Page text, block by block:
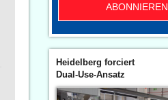
ABONNIEREN
Heidelberg forciert
Dual-Use-Ansatz